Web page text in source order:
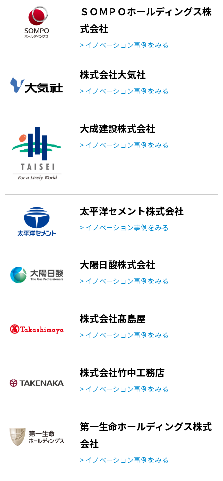
ＳＯＭＰＯホールディングス株
式会社
> イノベーション事例をみる
株式会社大気社
> イノベーション事例をみる
大成建設株式会社
> イノベーション事例をみる
太平洋セメント株式会社
> イノベーション事例をみる
大陽日酸株式会社
> イノベーション事例をみる
株式会社髙島屋
> イノベーション事例をみる
株式会社竹中工務店
> イノベーション事例をみる
第一生命ホールディングス株式
会社
> イノベーション事例をみる